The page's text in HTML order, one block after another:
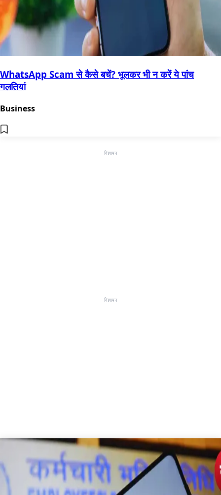
WhatsApp Scam से कैसे बचें? भूलकर भी न करें ये पांच
गलतियां
Business
विज्ञापन
विज्ञापन